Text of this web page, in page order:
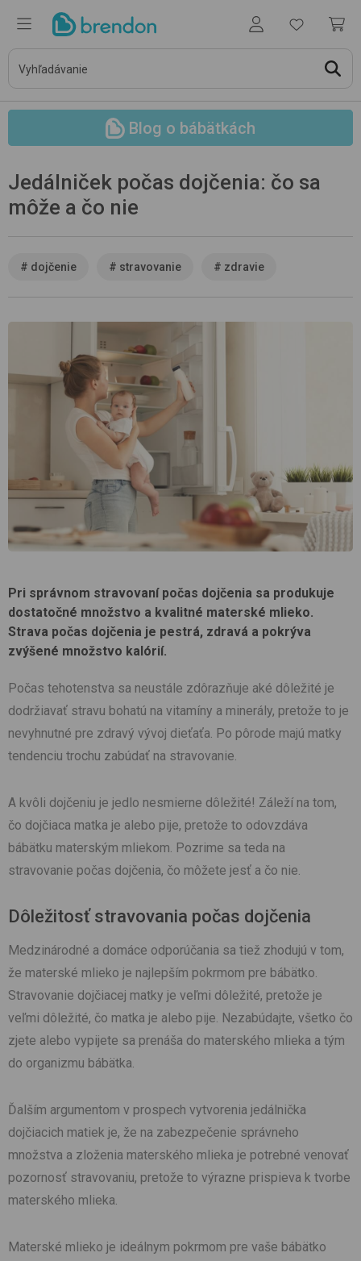
Blog o bábätkách
Jedálniček počas dojčenia: čo sa
môže a čo nie
# dojčenie # stravovanie # zdravie
Pri správnom stravovaní počas dojčenia sa produkuje
dostatočné množstvo a kvalitné materské mlieko.
Strava počas dojčenia je pestrá, zdravá a pokrýva
zvýšené množstvo kalórií.
Počas tehotenstva sa neustále zdôrazňuje aké dôležité je
dodržiavať stravu bohatú na vitamíny a minerály, pretože to je
nevyhnutné pre zdravý vývoj dieťaťa. Po pôrode majú matky
tendenciu trochu zabúdať na stravovanie.
A kvôli dojčeniu je jedlo nesmierne dôležité! Záleží na tom,
čo dojčiaca matka je alebo pije, pretože to odovzdáva
bábätku materským mliekom. Pozrime sa teda na
stravovanie počas dojčenia, čo môžete jesť a čo nie.
Dôležitosť stravovania počas dojčenia
Medzinárodné a domáce odporúčania sa tiež zhodujú v tom,
že materské mlieko je najlepším pokrmom pre bábätko.
Stravovanie dojčiacej matky je veľmi dôležité, pretože je
veľmi dôležité, čo matka je alebo pije. Nezabúdajte, všetko čo
zjete alebo vypijete sa prenáša do materského mlieka a tým
do organizmu bábätka.
Ďalším argumentom v prospech vytvorenia jedálnička
dojčiacich matiek je, že na zabezpečenie správneho
množstva a zloženia materského mlieka je potrebné venovať
pozornosť stravovaniu, pretože to výrazne prispieva k tvorbe
materského mlieka.
Materské mlieko je ideálnym pokrmom pre vaše bábätko